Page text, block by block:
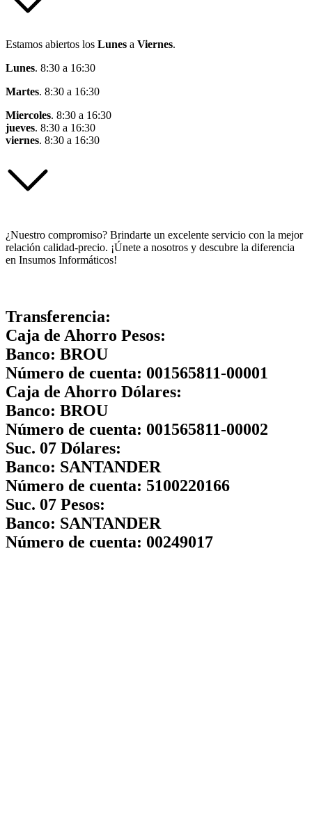
Estamos abiertos los Lunes a Viernes.
Lunes. 8:30 a 16:30
Martes. 8:30 a 16:30
Miercoles. 8:30 a 16:30
jueves. 8:30 a 16:30
viernes. 8:30 a 16:30
¿Nuestro compromiso? Brindarte un excelente servicio con la mejor
relación calidad-precio. ¡Únete a nosotros y descubre la diferencia
en Insumos Informáticos!
Transferencia:
Caja de Ahorro Pesos:
Banco: BROU
Número de cuenta: 001565811-00001
Caja de Ahorro Dólares:
Banco: BROU
Número de cuenta: 001565811-00002
Suc. 07 Dólares:
Banco: SANTANDER
Número de cuenta: 5100220166
Suc. 07 Pesos:
Banco: SANTANDER
Número de cuenta: 00249017